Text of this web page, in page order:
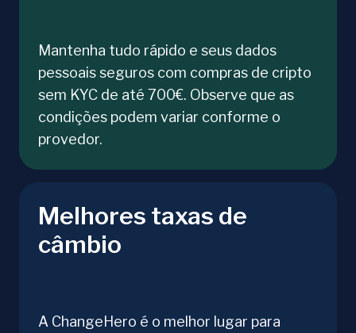
Mantenha tudo rápido e seus dados
pessoais seguros com compras de cripto
sem KYC de até 700€. Observe que as
condições podem variar conforme o
provedor.
Melhores taxas de
câmbio
A ChangeHero é o melhor lugar para